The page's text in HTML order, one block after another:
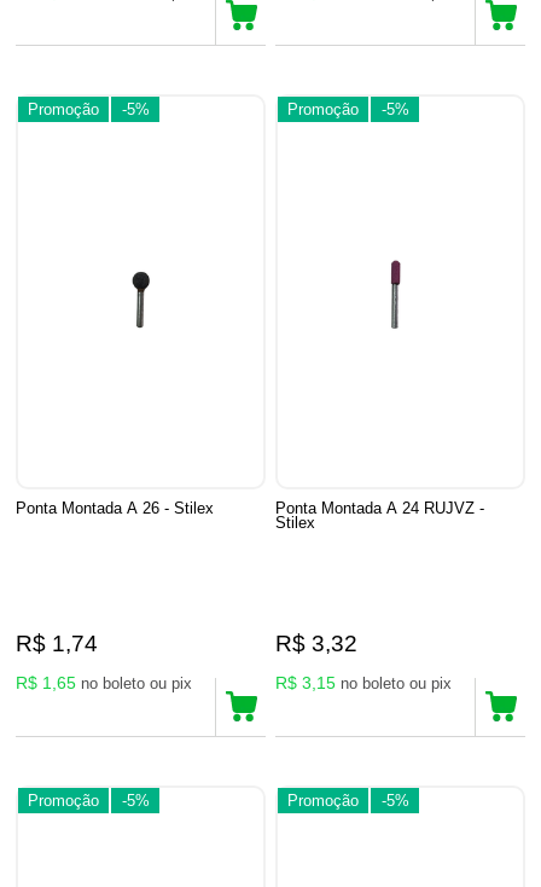
Promoção -5%
Ponta Montada A 26 - Stilex
R$ 1,74
R$ 1,65 no boleto ou pix
Promoção -5%
Ponta Montada A 24 RUJVZ -
Stilex
R$ 3,32
R$ 3,15 no boleto ou pix
Promoção -5% Promoção -5%